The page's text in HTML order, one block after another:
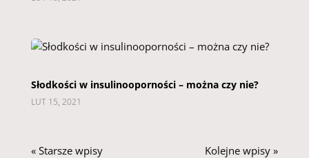
Słodkości w insulinooporności – można czy nie?
LUT 15, 2021
« Starsze wpisy Kolejne wpisy »